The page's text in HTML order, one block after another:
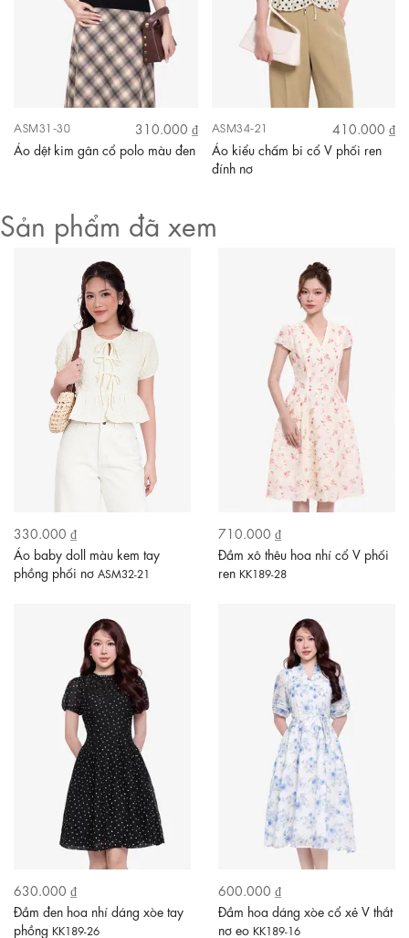
ASM31-30
310.000 ₫
Áo dệt kim gân cổ polo màu đen
ASM34-21
410.000 ₫
Áo kiểu chấm bi cổ V phối ren
đính nơ
Sản phẩm đã xem
330.000 ₫
Áo baby doll màu kem tay
phồng phối nơ ASM32-21
710.000 ₫
Đầm xô thêu hoa nhí cổ V phối
ren KK189-28
630.000 ₫
Đầm đen hoa nhí dáng xòe tay
phồng KK189-26
600.000 ₫
Đầm hoa dáng xòe cổ xẻ V thắt
nơ eo KK189-16